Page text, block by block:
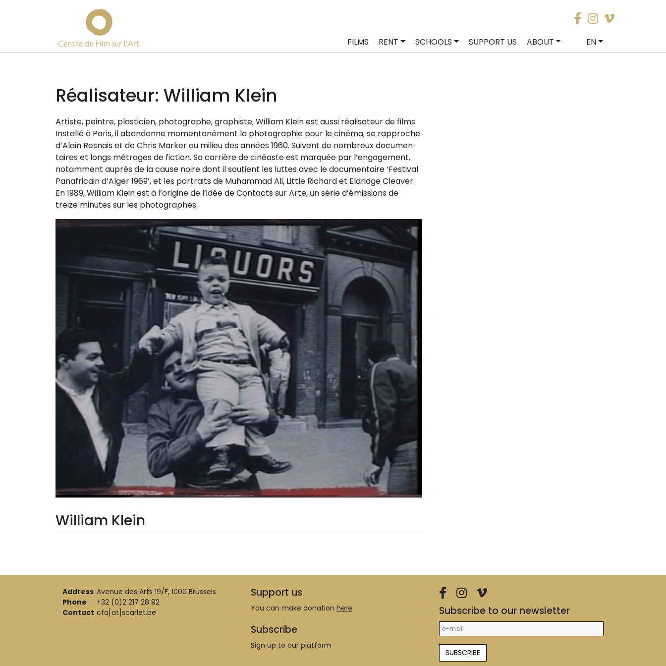
Centre du Film sur l’Art FILMS RENT SCHOOLS SUPPORT US ABOUT EN
Réalisateur: William Klein
Artiste, peintre, plas­ti­cien, pho­to­graphe, gra­phiste, William Klein est aus­si réa­li­sa­teur de films.
Installé à Paris, il aban­donne momen­ta­né­ment la pho­to­gra­phie pour le ciné­ma, se rap­proche
d’Alain Resnais et de Chris Marker au milieu des années 1960. Suivent de nom­breux docu­men­
taires et longs métrages de fic­tion. Sa car­rière de cinéaste est mar­quée par l’en­ga­ge­ment,
notam­ment auprès de la cause noire dont il sou­tient les luttes avec le docu­men­taire ‘Festival
Panafricain d’Alger 1969’, et les por­traits de Muhammad Ali, Little Richard et Eldridge Cleaver.
En 1989, William Klein est à l’origine de l’idée de Contacts sur Arte, un série d’é­mis­sions de
treize minutes sur les photographes.
William Klein
Address Avenue des Arts 19/F, 1000 Brussels
Phone
+32 (0)2 217 28 92
Contact cfa[at]scarlet.be
Support us
You can make donation here
Subscribe
Sign up to our platform
Subscribe to our newsletter